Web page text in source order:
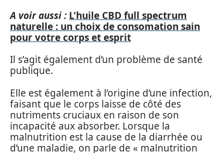
A voir aussi : L'huile CBD full spectrum
naturelle : un choix de consomation sain
pour votre corps et esprit
Il s’agit également d’un problème de santé
publique.
Elle est également à l’origine d’une infection,
faisant que le corps laisse de côté des
nutriments cruciaux en raison de son
incapacité aux absorber. Lorsque la
malnutrition est la cause de la diarrhée ou
d’une maladie, on parle de « malnutrition